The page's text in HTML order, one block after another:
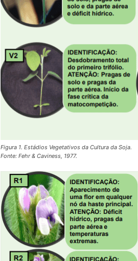
Figura 1. Estádios Vegetativos da Cultura da Soja.
Fonte: Fehr & Caviness, 1977.